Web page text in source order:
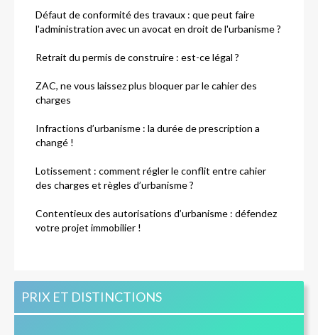
Défaut de conformité des travaux : que peut faire
l'administration avec un avocat en droit de l'urbanisme ?
Retrait du permis de construire : est-ce légal ?
ZAC, ne vous laissez plus bloquer par le cahier des
charges
Infractions d’urbanisme : la durée de prescription a
changé !
Lotissement : comment régler le conflit entre cahier
des charges et règles d’urbanisme ?
Contentieux des autorisations d’urbanisme : défendez
votre projet immobilier !
PRIX ET DISTINCTIONS